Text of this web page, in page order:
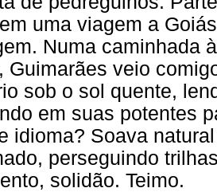
uma viagem a
Numa caminhada
Guimarães veio
sob o sol quente,
em suas potentes
idioma? Soava
perseguindo
solidão. Teimo.